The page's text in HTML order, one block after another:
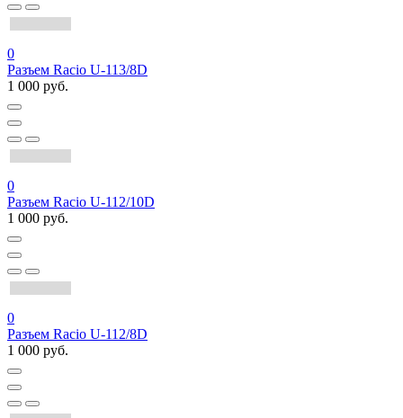
0
Разъем Racio U-113/8D
1 000 руб.
0
Разъем Racio U-112/10D
1 000 руб.
0
Разъем Racio U-112/8D
1 000 руб.